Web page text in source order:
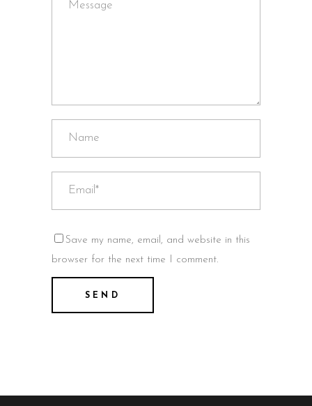
Save my name, email, and website in this
browser for the next time I comment.